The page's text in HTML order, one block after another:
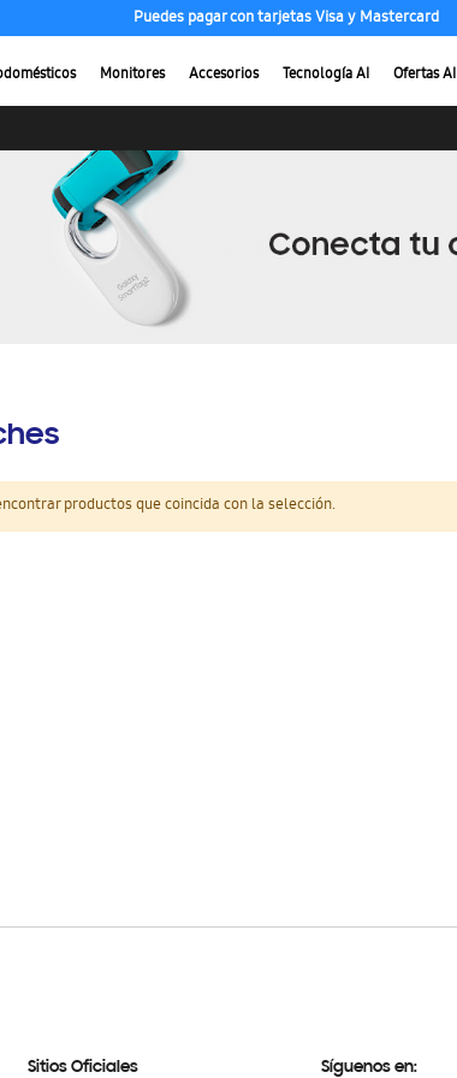
Puedes pagar con tarjetas Visa y Mastercard
Monitores Accesorios Tecnología AI Ofertas AI
productos que coincida con la selección.
Sitios Oficiales Síguenos en: